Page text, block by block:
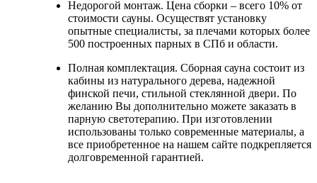
Недорогой монтаж. Цена сборки – всего 10% от
стоимости сауны. Осуществят установку
опытные специалисты, за плечами которых более
500 построенных парных в СПб и области.
Полная комплектация. Сборная сауна состоит из
кабины из натурального дерева, надежной
финской печи, стильной стеклянной двери. По
желанию Вы дополнительно можете заказать в
парную светотерапию. При изготовлении
использованы только современные материалы, а
все приобретенное на нашем сайте подкрепляется
долговременной гарантией.